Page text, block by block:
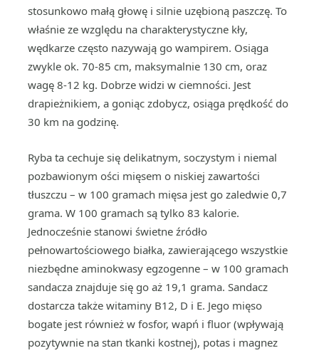
stosunkowo małą głowę i silnie uzębioną paszczę. To
właśnie ze względu na charakterystyczne kły,
wędkarze często nazywają go wampirem. Osiąga
zwykle ok. 70-85 cm, maksymalnie 130 cm, oraz
wagę 8-12 kg. Dobrze widzi w ciemności. Jest
drapieżnikiem, a goniąc zdobycz, osiąga prędkość do
30 km na godzinę.
Ryba ta cechuje się delikatnym, soczystym i niemal
pozbawionym ości mięsem o niskiej zawartości
tłuszczu – w 100 gramach mięsa jest go zaledwie 0,7
grama. W 100 gramach są tylko 83 kalorie.
Jednocześnie stanowi świetne źródło
pełnowartościowego białka, zawierającego wszystkie
niezbędne aminokwasy egzogenne – w 100 gramach
sandacza znajduje się go aż 19,1 grama. Sandacz
dostarcza także witaminy B12, D i E. Jego mięso
bogate jest również w fosfor, wapń i fluor (wpływają
pozytywnie na stan tkanki kostnej), potas i magnez